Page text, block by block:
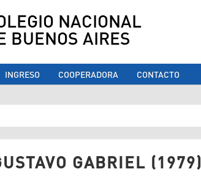
NACIONAL
BUENOS AIRES
INGRESO COOPERADORA CONTACTO
usted aquí
GABRIEL (1979)